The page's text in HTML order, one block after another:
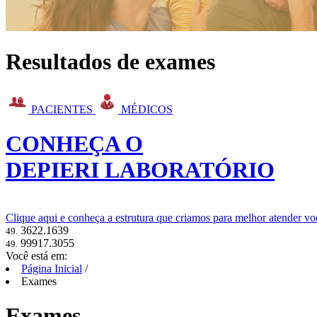
Resultados de exames
PACIENTES MÉDICOS
CONHEÇA O
DEPIERI LABORATÓRIO
Clique aqui e conheça a estrutura que criamos para melhor atender
49. 3622.1639
49. 99917.3055
Você está em:
Página Inicial /
Exames